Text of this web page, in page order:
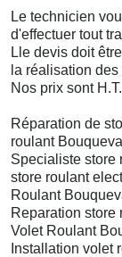
Le technicien
d'effectuer tout
Lle devis doit
la réalisation des
Nos prix sont H.T.
Réparation de
roulant
Specialiste store
store roulant
Roulant
Reparation
Volet Roulant
Installation volet